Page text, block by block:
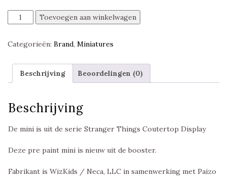
Demogorgon
Egg,
Things
Display,
Wizkids
Toevoegen aan winkelwagen
Categorieën: Brand, Miniatures
Beschrijving Beoordelingen (0)
Beschrijving
De mini is uit de serie Stranger Things Coutertop Display
Deze pre paint mini is nieuw uit de booster.
Fabrikant is WizKids / Neca, LLC in samenwerking met Paizo